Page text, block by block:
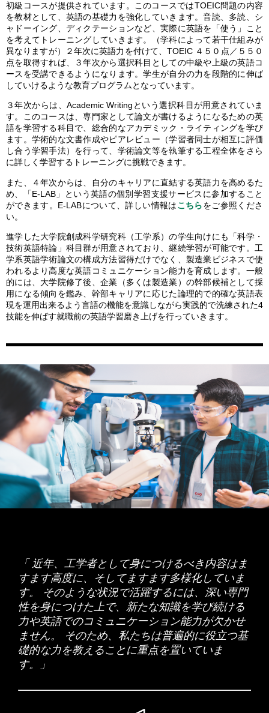
初級コースが提供されています。このコースではTOEIC問題の内容
を教材として、英語の基礎力を強化していきます。音読、多読、シ
ャドーイング、ディクテーションなど、実際に英語を「使う」こと
を考えてトレーニングしていきます。（学科によって若干仕組みが
異なりますが）２年次に英語力を付けて、TOEIC ４５０点／５５０
点を取得すれば、３年次から選択科目としての中級や上級の英語コ
ースを受講できるようになります。学生が自分の力を段階的に伸ば
していけるような教育プログラムとなっています。
３年次からは、Academic Writingという選択科目が用意されていま
す。このコースは、専門家として論文が書けるようになるための英
語を学習する科目で、総合的なアカデミック・ライティングを学び
ます。学術的な文書作成やピアレビュー（学習者同士が相互に評価
し合う学習手法）を行って、学術論文等を執筆する工程全体をさら
に詳しく学習するトレーニングに挑戦できます。
また、４年次からは、自分のキャリアに直結する英語力を高めるた
め、「E-LAB」という英語の個別学習支援サービスに参加すること
ができます。E-LABについて、詳しい情報はこちらをご参照くださ
い。
進学した大学院創成科学研究科（工学系）の学生向けにも「科学・
技術英語特論」科目群が用意されており、継続学習が可能です。工
学系英語学術論文の構成方法習得だけでなく、製造業ビジネスで使
われるより高度な英語コミュニケーション能力を育成します。一般
的には、大学院修了後、企業（多くは製造業）の幹部候補として採
用になる傾向を鑑み、幹部キャリアに応じた論理的で的確な英語表
現を運用出来るよう言語の機能を意識しながら実践的で洗練された4
技能を伸ばす就職前の英語学習磨き上げを行っていきます。
「 近年、工学者として身につけるべき内容はま
すます高度に、そしてますます多様化していま
す。 そのような状況で活躍するには、深い専門
性を身につけた上で、新たな知識を学び続ける
力や英語でのコミュニケーション能力が欠かせ
ません。 そのため、私たちは普遍的に役立つ基
礎的な力を教えることに重点を置いていま
す。」